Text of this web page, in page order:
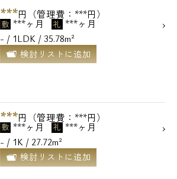
***円（管理費：***円）
敷 ***ヶ月 礼 ***ヶ月
- / 1LDK / 35.78m²
検討リストに追加
***円（管理費：***円）
敷 ***ヶ月 礼 ***ヶ月
- / 1K / 27.72m²
検討リストに追加